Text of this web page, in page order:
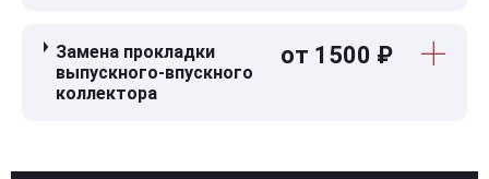
Замена прокладки
выпускного-впускного
коллектора
от 1500 ₽